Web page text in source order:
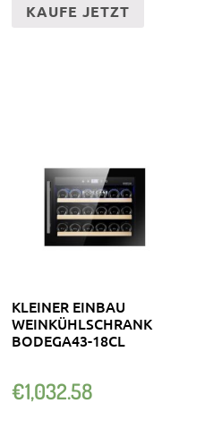
KAUFE JETZT
KLEINER EINBAU
WEINKÜHLSCHRANK
BODEGA43-18CL
€1,032.58